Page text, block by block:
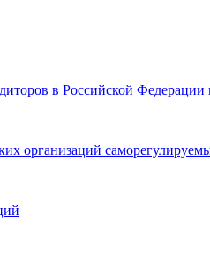
в Российской Федерации
организаций